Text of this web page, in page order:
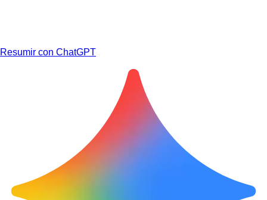
Resumir con ChatGPT